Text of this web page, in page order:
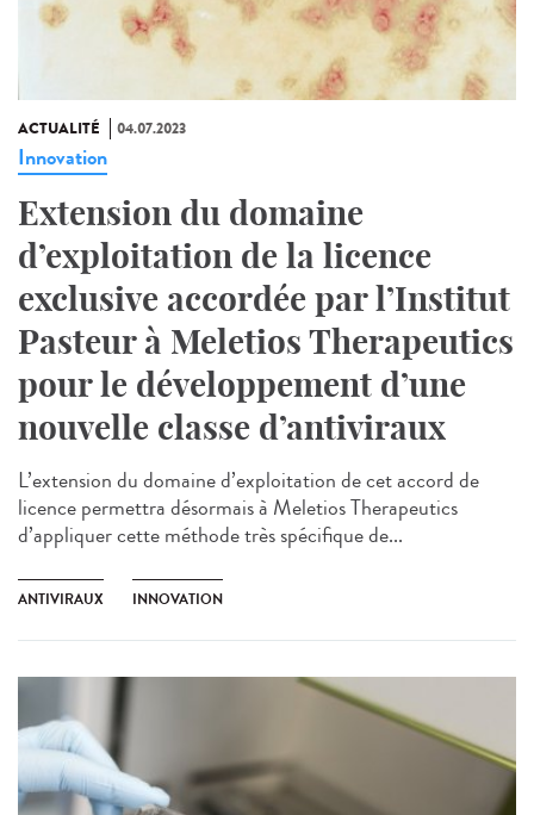
ACTUALITÉ 04.07.2023
Innovation
Extension du domaine
d’exploitation de la licence
exclusive accordée par l’Institut
Pasteur à Meletios Therapeutics
pour le développement d’une
nouvelle classe d’antiviraux
L’extension du domaine d’exploitation de cet accord de
licence permettra désormais à Meletios Therapeutics
d’appliquer cette méthode très spécifique de...
ANTIVIRAUX INNOVATION